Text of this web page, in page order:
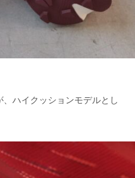
ハイクッションモデルとし